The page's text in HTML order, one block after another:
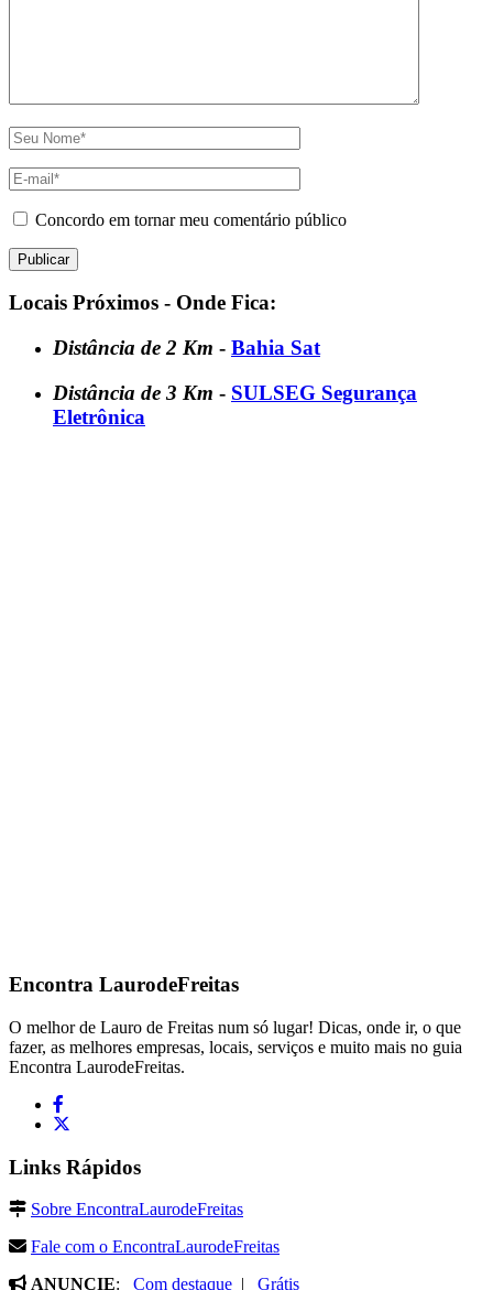
Concordo em tornar meu comentário público
Locais Próximos - Onde Fica:
Distância de 2 Km - Bahia Sat
Distância de 3 Km - SULSEG Segurança
Eletrônica
Encontra LaurodeFreitas
O melhor de Lauro de Freitas num só lugar! Dicas, onde ir, o que
fazer, as melhores empresas, locais, serviços e muito mais no guia
Encontra LaurodeFreitas.
Links Rápidos
Sobre EncontraLaurodeFreitas
Fale com o EncontraLaurodeFreitas
ANUNCIE: Com destaque | Grátis